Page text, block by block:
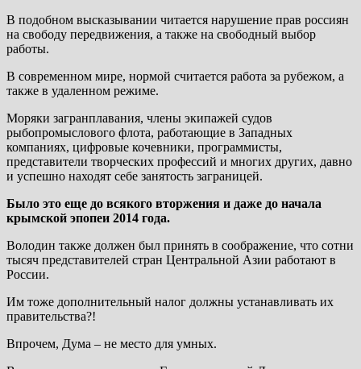
В подобном высказывании читается нарушение прав россиян
на свободу передвижения, а также на свободный выбор
работы.
В современном мире, нормой считается работа за рубежом, а
также в удаленном режиме.
Моряки загранплавания, члены экипажей судов
рыбопромыслового флота, работающие в Западных
компаниях, цифровые кочевники, программисты,
представители творческих профессий и многих других, давно
и успешно находят себе занятость заграницей.
Было это еще до всякого вторжения и даже до начала
крымской эпопеи 2014 года.
Володин также должен был принять в соображение, что сотни
тысяч представителей стран Центральной Азии работают в
России.
Им тоже дополнительный налог должны устанавливать их
правительства?!
Впрочем, Дума – не место для умных.